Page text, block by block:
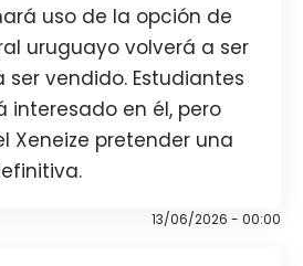
uso de la opción de
uruguayo volverá a ser
vendido. Estudiantes
interesado en él, pero
Xeneize pretender una
13/06/2026 - 00:00